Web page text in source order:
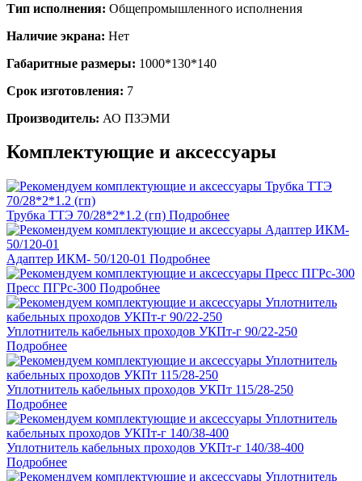
Тип исполнения: Общепромышленного исполнения
Наличие экрана: Нет
Габаритные размеры: 1000*130*140
Срок изготовления: 7
Производитель: АО ПЗЭМИ
Комплектующие и аксессуары
Трубка ТТЭ 70/28*2*1.2 (гп) Подробнее
Адаптер ИКМ- 50/120-01 Подробнее
Пресс ПГРс-300 Подробнее
Уплотнитель кабельных проходов УКПт-г 90/22-250
Подробнее
Уплотнитель кабельных проходов УКПт 115/28-250
Подробнее
Уплотнитель кабельных проходов УКПт-г 140/38-400
Подробнее